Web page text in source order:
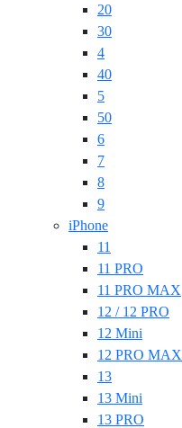
20
30
4
40
5
50
6
7
8
9
iPhone
11
11 PRO
11 PRO MAX
12 / 12 PRO
12 Mini
12 PRO MAX
13
13 Mini
13 PRO